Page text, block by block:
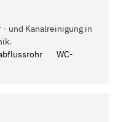
und Kanalreinigung in
WC-